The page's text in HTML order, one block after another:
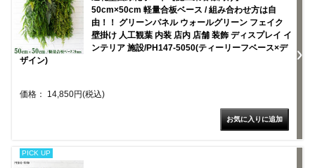
50cm×50cm 軽量合板ベース / 組み合わせ方は自
由！！ グリーンパネル ウォールグリーン フェイク
壁掛け 人工観葉 内装 店内 店舗 装飾 ディスプレイ イ
ンテリア 施設/PH147-5050(ティーリーフベース×デ
ザイン)
価格： 14,850円(税込)
PICK UP